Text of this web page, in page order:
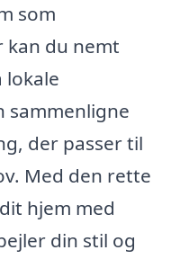
som
kan du nemt
sammenligne
der passer til
Med den rette
hjem med
din stil og